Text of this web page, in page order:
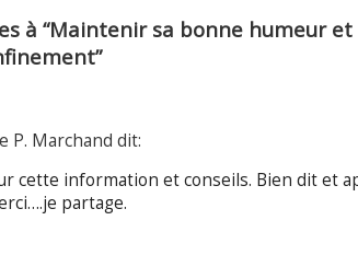
à “Maintenir sa bonne humeur
P. Marchand dit:
cette information et conseils. Bien dit et
partage.